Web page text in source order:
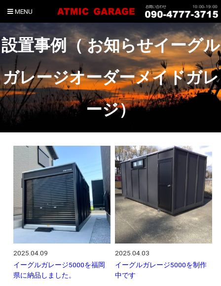
MENU
設置事例（ お知らせイーグル
ガレージオーダーメイドガレ
ージ）
2025.04.09
イーグルガレージ5000を福岡
県に納品しました。
2025.04.03
イーグルガレージ5000を制作
中です